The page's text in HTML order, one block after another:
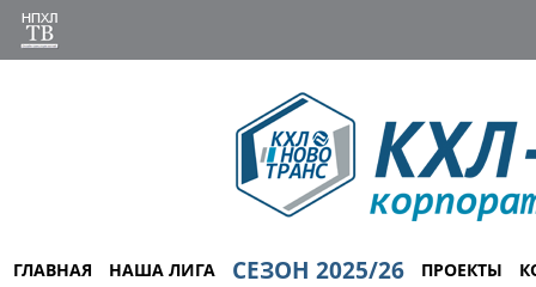
ГЛАВНАЯ НАША ЛИГА СЕЗОН 2025/26 ПРОЕКТЫ